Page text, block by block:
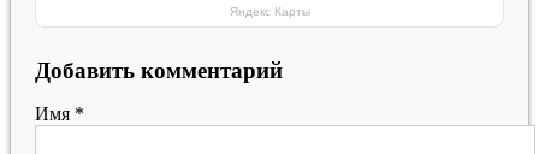
Яндекс Карты
Добавить комментарий
Имя *